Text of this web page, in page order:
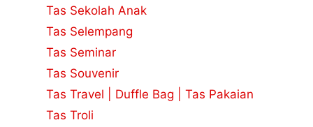
Tas Sekolah Anak
Tas Selempang
Tas Seminar
Tas Souvenir
Tas Travel | Duffle Bag | Tas Pakaian
Tas Troli